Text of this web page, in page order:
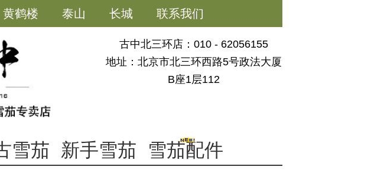
黄鹤楼 泰山 长城 联系我们
古中北三环店：010 - 62056155
地址：北京市北三环西路5号政法大厦
B座1层112
雪茄 新手雪茄 雪茄配件